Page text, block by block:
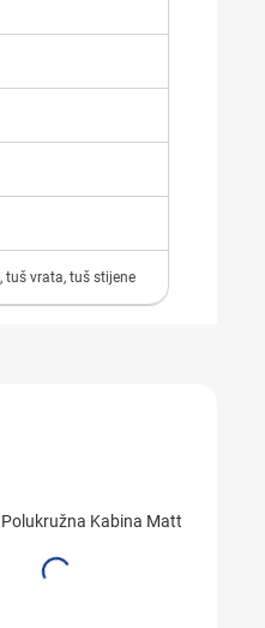
tuš vrata, tuš stijene
Kabina Matt